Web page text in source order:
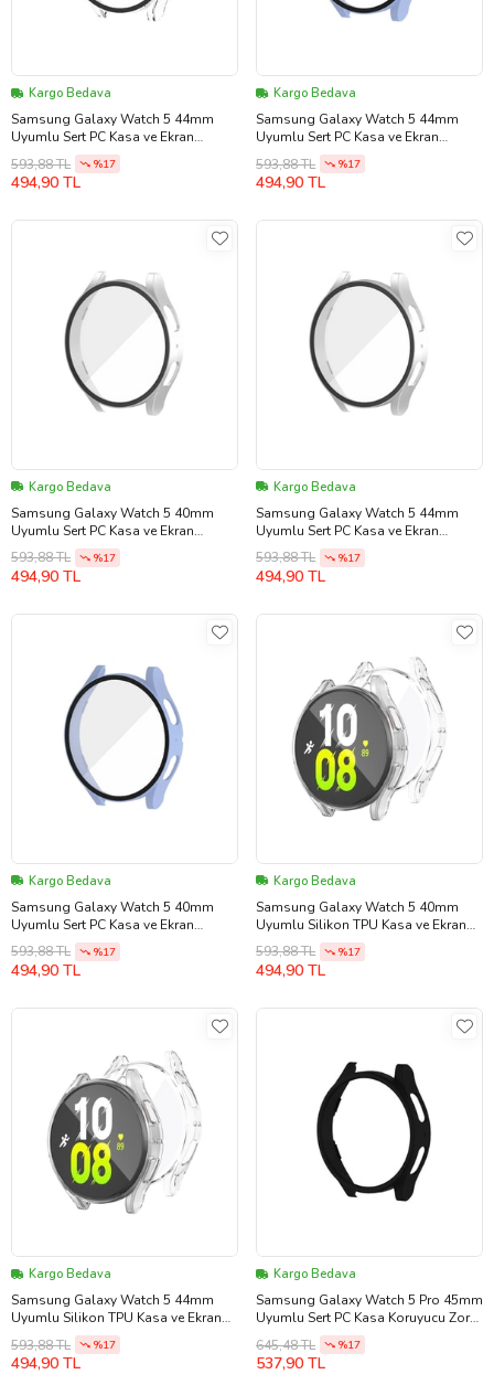
Kargo Bedava
Samsung Galaxy Watch 5 44mm
Uyumlu Sert PC Kasa ve Ekran
Koruyucu Zore Watch Gard 14
(Renksiz)
593,88 TL %17
494,90 TL
Kargo Bedava
Samsung Galaxy Watch 5 44mm
Uyumlu Sert PC Kasa ve Ekran
Koruyucu Zore Watch Gard 14 (Açık
Mavi)
593,88 TL %17
494,90 TL
Kargo Bedava
Samsung Galaxy Watch 5 40mm
Uyumlu Sert PC Kasa ve Ekran
Koruyucu Zore Watch Gard 14
(Gümüş)
593,88 TL %17
494,90 TL
Kargo Bedava
Samsung Galaxy Watch 5 44mm
Uyumlu Sert PC Kasa ve Ekran
Koruyucu Zore Watch Gard 14
(Gümüş)
593,88 TL %17
494,90 TL
Kargo Bedava
Samsung Galaxy Watch 5 40mm
Uyumlu Sert PC Kasa ve Ekran
Koruyucu Zore Watch Gard 14 (Açık
Mavi)
593,88 TL %17
494,90 TL
Kargo Bedava
Samsung Galaxy Watch 5 40mm
Uyumlu Silikon TPU Kasa ve Ekran
Koruyucu Zore Watch Gard 15
(Renksiz)
593,88 TL %17
494,90 TL
Kargo Bedava
Samsung Galaxy Watch 5 44mm
Uyumlu Silikon TPU Kasa ve Ekran
Koruyucu Zore Watch Gard 15
(Renksiz)
593,88 TL %17
494,90 TL
Kargo Bedava
Samsung Galaxy Watch 5 Pro 45mm
Uyumlu Sert PC Kasa Koruyucu Zore
Watch Gard 16 (Siyah)
645,48 TL %17
537,90 TL